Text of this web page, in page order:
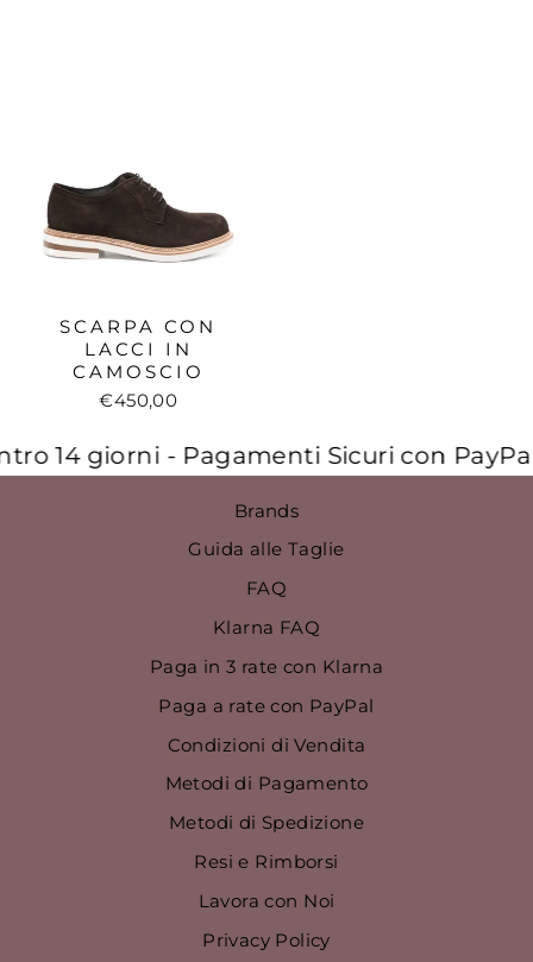
SCARPA CON
LACCI IN
CAMOSCIO
€450,00
giorni - Pagamenti Sicuri con PayPal e
Brands
Guida alle Taglie
FAQ
Klarna FAQ
Paga in 3 rate con Klarna
Paga a rate con PayPal
Condizioni di Vendita
Metodi di Pagamento
Metodi di Spedizione
Resi e Rimborsi
Lavora con Noi
Privacy Policy